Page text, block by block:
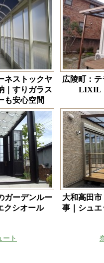
ネストックヤ
｜すりガラス
も安心空間
広陵町：
LIXIL
ガーデンルー
クシオール
大和高田
事｜シュ
ート